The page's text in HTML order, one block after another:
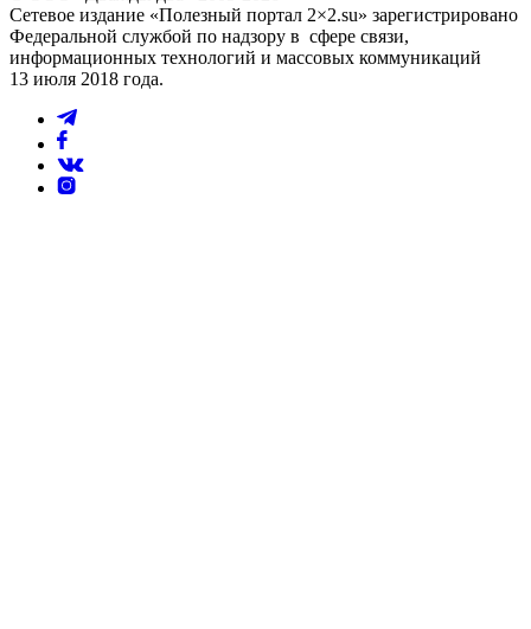
Сетевое издание «Полезный портал 2×2.su» зарегистрировано
Федеральной службой по надзору в сфере связи,
информационных технологий и массовых коммуникаций
13 июля 2018 года.